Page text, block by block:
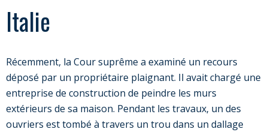
Italie
Récemment, la Cour suprême a examiné un recours
déposé par un propriétaire plaignant. Il avait chargé une
entreprise de construction de peindre les murs
extérieurs de sa maison. Pendant les travaux, un des
ouvriers est tombé à travers un trou dans un dallage